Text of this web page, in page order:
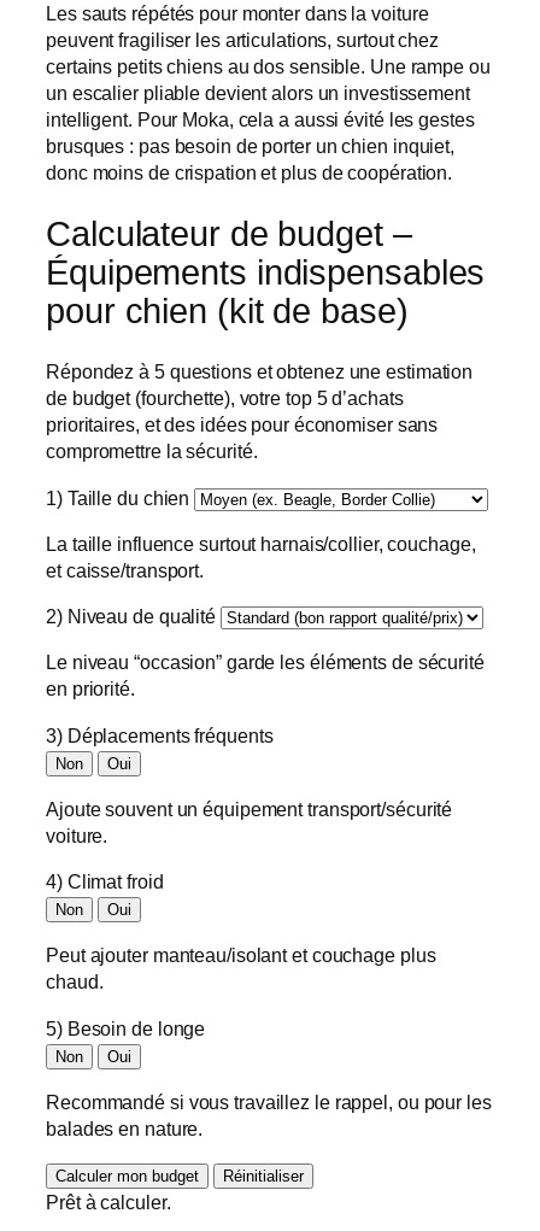
Les sauts répétés pour monter dans la voiture
peuvent fragiliser les articulations, surtout chez
certains petits chiens au dos sensible. Une rampe ou
un escalier pliable devient alors un investissement
intelligent. Pour Moka, cela a aussi évité les gestes
brusques : pas besoin de porter un chien inquiet,
donc moins de crispation et plus de coopération.
Calculateur de budget –
Équipements indispensables
pour chien (kit de base)
Répondez à 5 questions et obtenez une estimation
de budget (fourchette), votre top 5 d’achats
prioritaires, et des idées pour économiser sans
compromettre la sécurité.
1) Taille du chien
La taille influence surtout harnais/collier, couchage,
et caisse/transport.
2) Niveau de qualité
Le niveau “occasion” garde les éléments de sécurité
en priorité.
3) Déplacements fréquents
Non Oui
Ajoute souvent un équipement transport/sécurité
voiture.
4) Climat froid
Non Oui
Peut ajouter manteau/isolant et couchage plus
chaud.
5) Besoin de longe
Non Oui
Recommandé si vous travaillez le rappel, ou pour les
balades en nature.
Calculer mon budget Réinitialiser
Prêt à calculer.